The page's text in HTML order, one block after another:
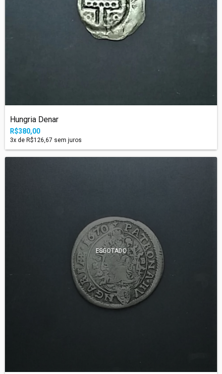
Hungria Denar
R$380,00
3x de R$126,67 sem juros
ESGOTADO